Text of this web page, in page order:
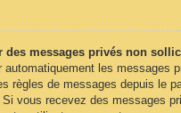
des messages privés non
les messages
règles de messages depuis le
Si vous recevez des messages